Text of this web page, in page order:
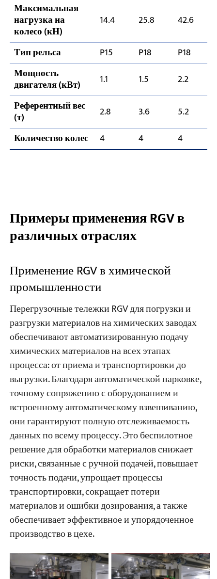
Максимальная
нагрузка на
колесо (кН)
14.4 25.8 42.6
Тип рельса P15 P18
P18
Мощность
двигателя (кВт) 1.1 1.5
2.2
Референтный вес
(т) 2.8 3.6
5.2
Количество колес
4 4 4
Примеры применения RGV в
различных отраслях
Применение RGV в химической
промышленности
Перегрузочные тележки RGV для погрузки и
разгрузки материалов на химических заводах
обеспечивают автоматизированную подачу
химических материалов на всех этапах
процесса: от приема и транспортировки до
выгрузки. Благодаря автоматической парковке,
точному сопряжению с оборудованием и
встроенному автоматическому взвешиванию,
они гарантируют полную отслеживаемость
данных по всему процессу. Это беспилотное
решение для обработки материалов снижает
риски, связанные с ручной подачей, повышает
точность подачи, упрощает процессы
транспортировки, сокращает потери
материалов и ошибки дозирования, а также
обеспечивает эффективное и упорядоченное
производство в цехе.